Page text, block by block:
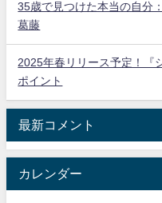
35歳で見つけた本当の自分
葛藤
2025年春リリース予定！『
ポイント
最新コメント
カレンダー